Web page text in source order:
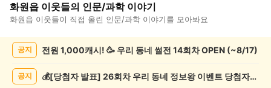
화원읍 이웃들의 인문/과학이야기
화원읍 이웃들이 직접 올린 인문/과학 이야기를 모아봐요
공지 전원 1,000캐시! 🥳 우리 동네 썰전 14회차 OPEN (~8/17)
공지 💰[당첨자 발표] 26회차 우리 동네 정보왕 이벤트 당첨자를 발표합니다!